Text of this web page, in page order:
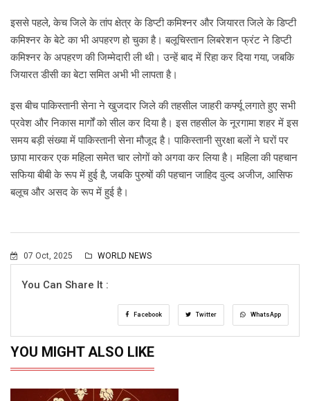
इससे पहले, केच जिले के तांप क्षेत्र के डिप्टी कमिश्नर और जियारत जिले के डिप्टी
कमिश्नर के बेटे का भी अपहरण हो चुका है। बलूचिस्तान लिबरेशन फ्रंट ने डिप्टी
कमिश्नर के अपहरण की जिम्मेदारी ली थी। उन्हें बाद में रिहा कर दिया गया, जबकि
जियारत डीसी का बेटा समित अभी भी लापता है।
इस बीच पाकिस्तानी सेना ने खुजदार जिले की तहसील जाहरी कर्फ्यू लगाते हुए सभी
प्रवेश और निकास मार्गों को सील कर दिया है। इस तहसील के नूरगामा शहर में इस
समय बड़ी संख्या में पाकिस्तानी सेना मौजूद है। पाकिस्तानी सुरक्षा बलों ने घरों पर
छापा मारकर एक महिला समेत चार लोगों को अगवा कर लिया है। महिला की पहचान
सफिया बीबी के रूप में हुई है, जबकि पुरुषों की पहचान जाहिद वुल्द अजीज, आसिफ
बलूच और असद के रूप में हुई है।
07 Oct, 2025 WORLD NEWS
You Can Share It :
Facebook Twitter WhatsApp
YOU MIGHT ALSO LIKE